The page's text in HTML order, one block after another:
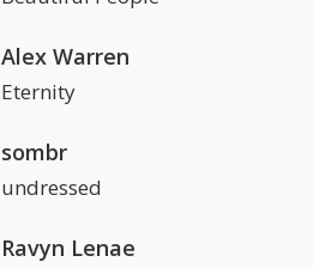
Alex Warren
Eternity
sombr
undressed
Ravyn Lenae